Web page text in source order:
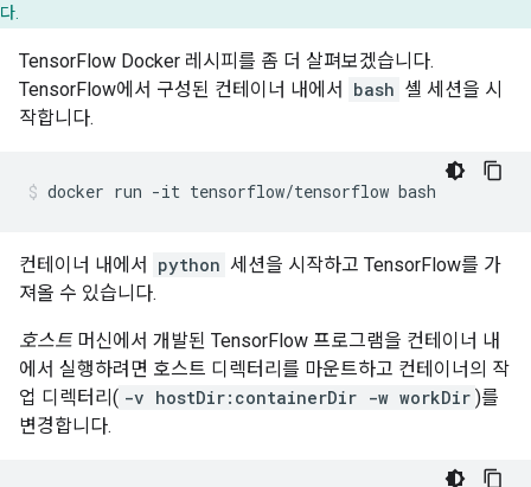
다.
TensorFlow Docker 레시피를 좀 더 살펴보겠습니다.
TensorFlow에서 구성된 컨테이너 내에서
bash 셸 세션을 시
작합니다.
컨테이너 내에서 python 세션을 시작하고 TensorFlow를 가
져올 수 있습니다.
호스트머신에서 개발된 TensorFlow 프로그램을 컨테이너 내
에서 실행하려면 호스트 디렉터리를 마운트하고 컨테이너의 작
업 디렉터리( -v hostDir:containerDir -w workDir )를
변경합니다.